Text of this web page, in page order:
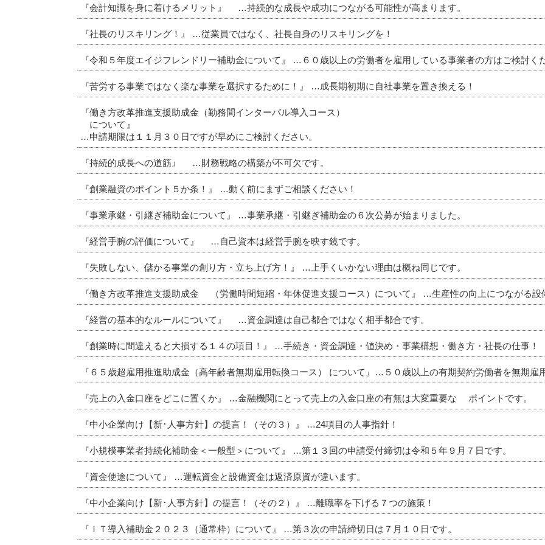
『会計知識を身に着けるメリット』 …持続的な成長や成功につながる可能性が高まります。
『社長のリスキリング！』 …従業員ではなく、社長自身のリスキリングを！
『令和５年度エイジフレンドリー補助金について』 …６０歳以上の労働者を雇用している事業者の方はご検討く
『苦労する事業ではなく楽な事業を選択するために！』 …成長期初期に自社事業を置き換える！
『働き方改革推進支援助成金（勤務間インターバル導入コース）
について』
…申請期限は１１月３０日ですが早めにご検討ください。
『持続的成長への道筋』 …財務戦略の構築が不可欠です。
『創業融資のポイント５か条！』 …動く前にまずご相談ください！
『事業承継・引継ぎ補助金について』 …事業承継・引継ぎ補助金の６次公募が始まりました。
『経営手腕の評価について』 …自己資本は経営手腕を映す鏡です。
『失敗しない、儲かる事業の創り方・立ち上げ方！』 …上手くいかない理由は概ね同じです。
『働き方改革推進支援助成金 （労働時間短縮・年休促進支援コース）について』 …生産性の向上につながる設
『経営の基本的なルールについて』 …資金調達は自己都合ではなく相手都合です。
『創業時に間違えると大損する１４の項目！』 …手続き・資金調達・値決め・事業構想・働き方・社長の仕事！
『６５歳超雇用推進助成金（高年齢者無期雇用転換コース） について』…５０歳以上の有期契約労働者を無期雇
『売上の入金口座をどこに置くか』 …金融機関にとって売上の入金口座の有無は大変重要な ポイントです。
『中小企業向け【新･人事方針】の提言！（その３）』 …24項目の人事指針！
『小規模事業者持続化補助金＜一般型＞について』 …第１３回の申請受付締切は令和５年９月７日です。
『資金使途について』 …運転資金と設備資金は返済原資が違います。
『中小企業向け【新･人事方針】の提言！（その２）』 …離職率を下げる７つの施策！
『ＩＴ導入補助金２０２３（通常枠）について』 …第３次の申請締切日は７月１０日です。